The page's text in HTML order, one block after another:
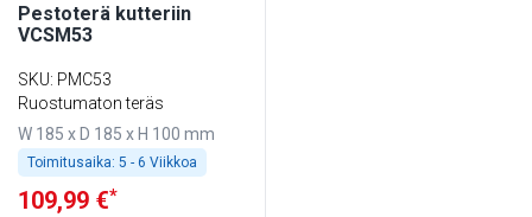
Pestoterä kutteriin
VCSM53
SKU: PMC53
Ruostumaton teräs
W 185 x D 185 x H 100 mm
Toimitusaika: 5 - 6 Viikkoa
109,99 €*